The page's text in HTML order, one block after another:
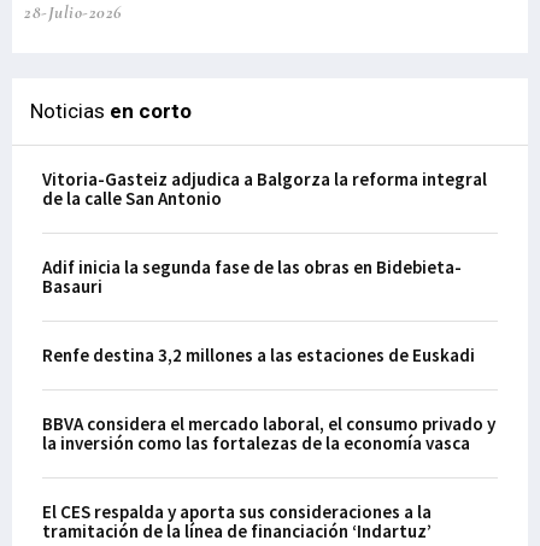
28-Julio-2026
Noticias en corto
Vitoria-Gasteiz adjudica a Balgorza la reforma integral
de la calle San Antonio
Adif inicia la segunda fase de las obras en Bidebieta-
Basauri
Renfe destina 3,2 millones a las estaciones de Euskadi
BBVA considera el mercado laboral, el consumo privado y
la inversión como las fortalezas de la economía vasca
El CES respalda y aporta sus consideraciones a la
tramitación de la línea de financiación ‘Indartuz’